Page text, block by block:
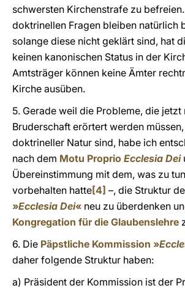
schwersten Kirchenstrafe zu
doktrinellen Fragen bleiben natürlich
solange diese nicht geklärt sind, hat
keinen kanonischen Status in der
Amtsträger können keine Ämter
Kirche ausüben.
5. Gerade weil die Probleme, die jetzt
Bruderschaft erörtert werden
doktrineller Natur sind, habe ich
nach dem Motu Proprio Ecclesia Dei
Übereinstimmung mit dem, was zu
vorbehalten hatte[4] –, die Struktur
»Ecclesia Dei« neu zu überdenken
Kongregation für die Glaubenslehre
6. Die Päpstliche Kommission »
daher folgende Struktur haben:
a) Präsident der Kommission ist der